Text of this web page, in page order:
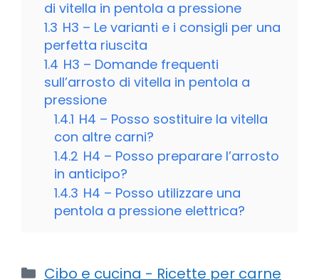
di vitella in pentola a pressione
1.3 H3 – Le varianti e i consigli per una
perfetta riuscita
1.4 H3 – Domande frequenti
sull’arrosto di vitella in pentola a
pressione
1.4.1 H4 – Posso sostituire la vitella
con altre carni?
1.4.2 H4 – Posso preparare l’arrosto
in anticipo?
1.4.3 H4 – Posso utilizzare una
pentola a pressione elettrica?
Categorie
Cibo e cucina - Ricette per carne